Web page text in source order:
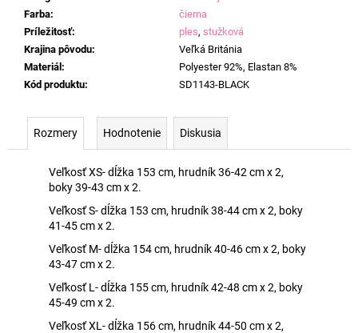
Farba:
čierna
Príležitosť: ples, stužková
Krajina pôvodu:
Veľká Británia
Materiál:
Polyester 92%, Elastan 8%
Kód produktu: SD1143-BLACK
Rozmery Hodnotenie Diskusia
Veľkosť XS- dĺžka 153 cm, hrudník 36-42 cm x 2,
boky 39-43 cm x 2.
Veľkosť S- dĺžka 153 cm, hrudník 38-44 cm x 2, boky
41-45 cm x 2.
Veľkosť M- dĺžka 154 cm, hrudník 40-46 cm x 2, boky
43-47 cm x 2.
Veľkosť L- dĺžka 155 cm, hrudník 42-48 cm x 2, boky
45-49 cm x 2.
Veľkosť XL- dĺžka 156 cm, hrudník 44-50 cm x 2,